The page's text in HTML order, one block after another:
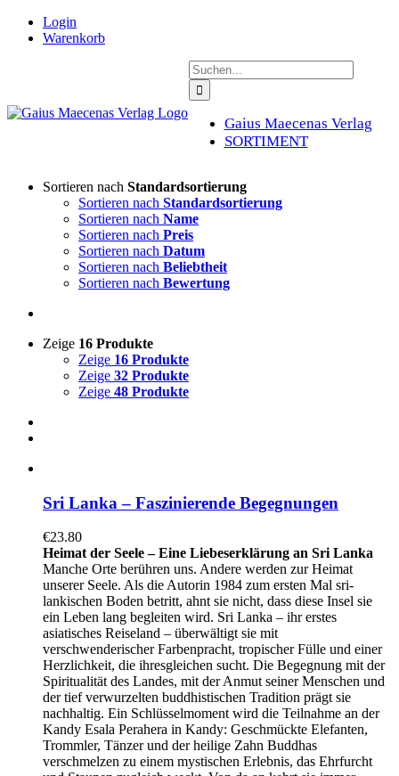
Zum
Inhalt
Login
Warenkorb
Suche
nach:
Gaius Maecenas Verlag
SORTIMENT
Sortieren nach Standardsortierung
Sortieren nach Standardsortierung
Sortieren nach Name
Sortieren nach Preis
Sortieren nach Datum
Sortieren nach Beliebtheit
Sortieren nach Bewertung
Zeige 16 Produkte
Zeige 16 Produkte
Zeige 32 Produkte
Zeige 48 Produkte
Sri Lanka – Faszinierende Begegnungen
€23.80
Heimat der Seele – Eine Liebeserklärung an Sri Lanka
Manche Orte berühren uns. Andere werden zur Heimat
unserer Seele. Als die Autorin 1984 zum ersten Mal sri-
lankischen Boden betritt, ahnt sie nicht, dass diese Insel sie
ein Leben lang begleiten wird. Sri Lanka – ihr erstes
asiatisches Reiseland – überwältigt sie mit
verschwenderischer Farbenpracht, tropischer Fülle und einer
Herzlichkeit, die ihresgleichen sucht. Die Begegnung mit der
Spiritualität des Landes, mit der Anmut seiner Menschen und
der tief verwurzelten buddhistischen Tradition prägt sie
nachhaltig. Ein Schlüsselmoment wird die Teilnahme an der
Kandy Esala Perahera in Kandy: Geschmückte Elefanten,
Trommler, Tänzer und der heilige Zahn Buddhas
verschmelzen zu einem mystischen Erlebnis, das Ehrfurcht